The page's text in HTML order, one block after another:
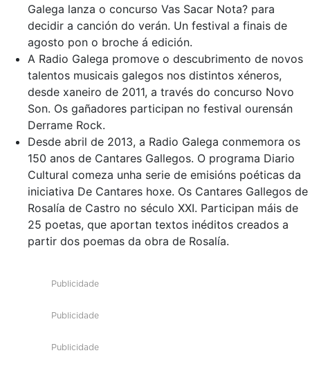
Galega lanza o concurso Vas Sacar Nota? para
decidir a canción do verán. Un festival a finais de
agosto pon o broche á edición.
A Radio Galega promove o descubrimento de novos
talentos musicais galegos nos distintos xéneros,
desde xaneiro de 2011, a través do concurso Novo
Son. Os gañadores participan no festival ourensán
Derrame Rock.
Desde abril de 2013, a Radio Galega conmemora os
150 anos de Cantares Gallegos. O programa Diario
Cultural comeza unha serie de emisións poéticas da
iniciativa De Cantares hoxe. Os Cantares Gallegos de
Rosalía de Castro no século XXI. Participan máis de
25 poetas, que aportan textos inéditos creados a
partir dos poemas da obra de Rosalía.
Publicidade
Publicidade
Publicidade